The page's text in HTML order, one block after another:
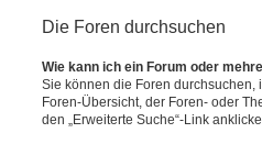
Die Foren durchsuchen
Wie kann ich ein Forum oder
Sie können die Foren
Foren-Übersicht, der Foren- oder
den „Erweiterte Suche“-Link